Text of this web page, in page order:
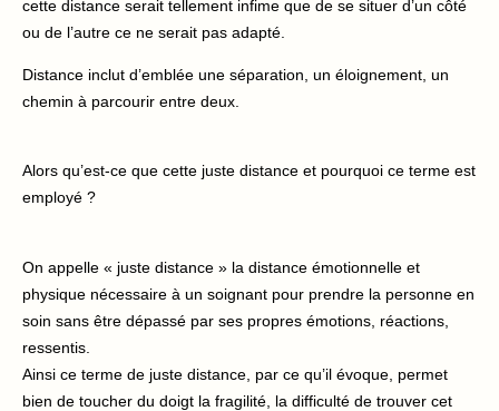
cette distance serait tellement infime que de se situer d’un côté
ou de l’autre ce ne serait pas adapté.
Distance inclut d’emblée une séparation, un éloignement, un
chemin à parcourir entre deux.
Alors qu’est-ce que cette juste distance et pourquoi ce terme est
employé ?
On appelle « juste distance » la distance émotionnelle et
physique nécessaire à un soignant pour prendre la personne en
soin sans être dépassé par ses propres émotions, réactions,
ressentis.
Ainsi ce terme de juste distance, par ce qu’il évoque, permet
bien de toucher du doigt la fragilité, la difficulté de trouver cet